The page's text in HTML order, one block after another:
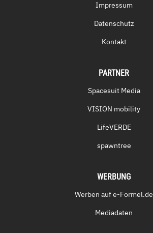
Impressum
Datenschutz
Kontakt
PARTNER
Spacesuit Media
VISION mobility
LifeVERDE
spawntree
WERBUNG
Werben auf e-Formel.de
Mediadaten